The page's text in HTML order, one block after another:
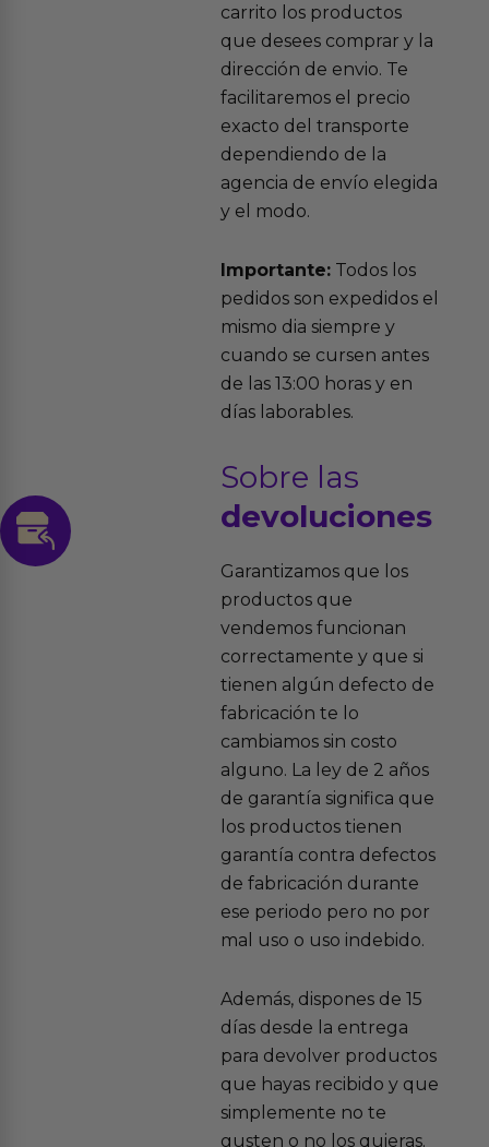
carrito los productos
que desees comprar y la
dirección de envio. Te
facilitaremos el precio
exacto del transporte
dependiendo de la
agencia de envío elegida
y el modo.
Importante:Todos los
pedidos son expedidos el
mismo dia siempre y
cuando se cursen antes
de las 13:00 horas y en
días laborables.
Sobre las
devoluciones
Garantizamos que los
productos que
vendemos funcionan
correctamente y que si
tienen algún defecto de
fabricación te lo
cambiamos sin costo
alguno. La ley de 2 años
de garantía significa que
los productos tienen
garantía contra defectos
de fabricación durante
ese periodo pero no por
mal uso o uso indebido.
Además, dispones de 15
días desde la entrega
para devolver productos
que hayas recibido y que
simplemente no te
gusten o no los quieras.